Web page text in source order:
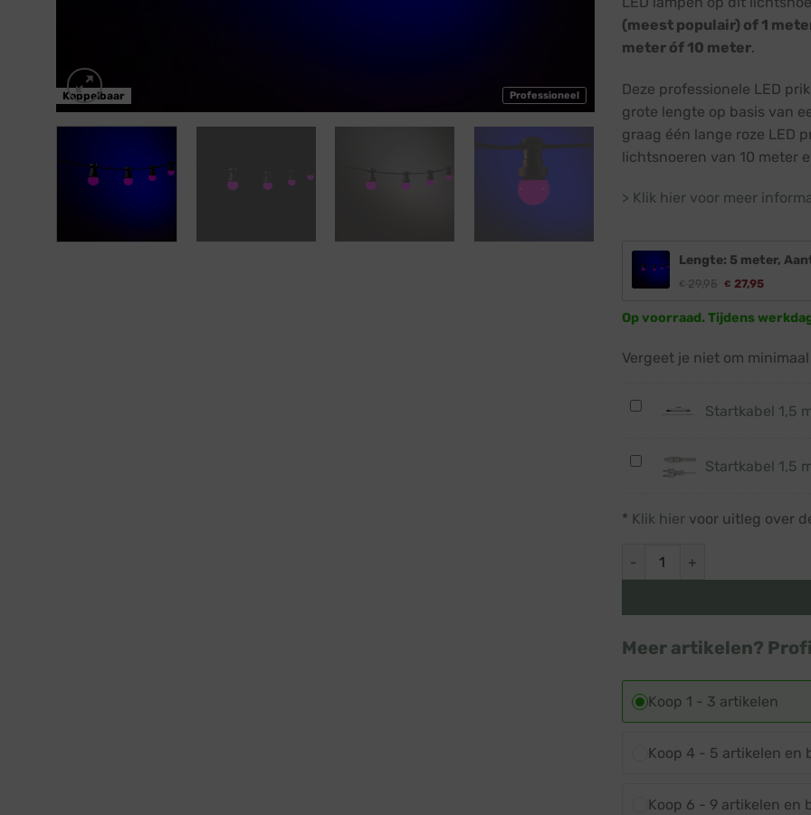
Professioneel
Koppelbaar
(meest populair) of 1
meter óf 10 meter.
Deze professionele LED
grote lengte op basis van
graag één lange roze LED
lichtsnoeren van 10 meter
> Klik hier voor meer
Lengte: 5 meter,
€ 29,95 € 27,95
Op voorraad. Tijdens
Vergeet je niet om
Startkabel
·
Startkabel 1,5
Startkabel
snoer
Startkabel 1,5
* Klik hier voor uitleg over
Meer artikelen?
Koop 1 - 3 artikelen
Koop 4 - 5 artikelen en
Koop 6 - 9 artikelen en